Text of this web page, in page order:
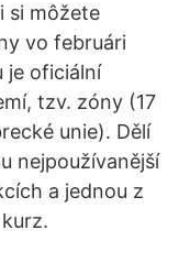
si môžete
vo februári
je oficiální
tzv. zóny (17
unie). Dělí
nejpoužívanější
a jednou z